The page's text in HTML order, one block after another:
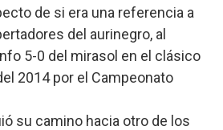
de si era una referencia a
del aurinegro, al
5-0 del mirasol en el clásico
2014 por el Campeonato
su camino hacia otro de los